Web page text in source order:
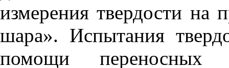
измерения твердости на
шара». Испытания
помощи переносных